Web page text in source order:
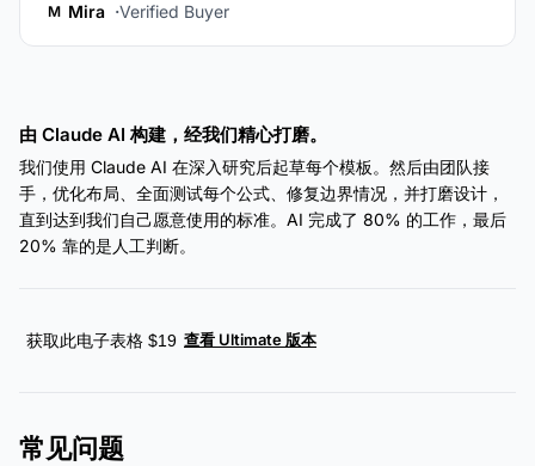
M Mira Verified Buyer
由 Claude AI 构建，经我们精心打磨。
我们使用 Claude AI 在深入研究后起草每个模板。然后由团队接
手，优化布局、全面测试每个公式、修复边界情况，并打磨设计，
直到达到我们自己愿意使用的标准。AI 完成了 80% 的工作，最后
20% 靠的是人工判断。
获取此电子表格 $19 查看 Ultimate 版本
常见问题